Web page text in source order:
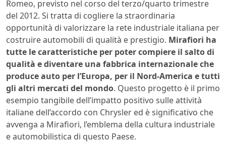
Romeo, previsto nel corso del terzo/quarto trimestre
del 2012. Si tratta di cogliere la straordinaria
opportunità di valorizzare la rete industriale italiana per
costruire automobili di qualità e prestigio. Mirafiori ha
tutte le caratteristiche per poter compiere il salto di
qualità e diventare una fabbrica internazionale che
produce auto per l’Europa, per il Nord-America e tutti
gli altri mercati del mondo. Questo progetto è il primo
esempio tangibile dell’impatto positivo sulle attività
italiane dell’accordo con Chrysler ed è significativo che
avvenga a Mirafiori, l’emblema della cultura industriale
e automobilistica di questo Paese.